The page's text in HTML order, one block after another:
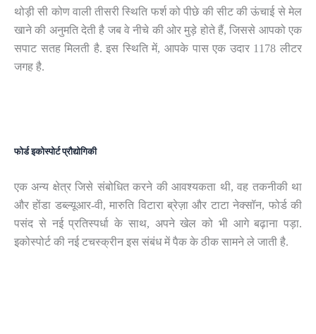
थोड़ी सी कोण वाली तीसरी स्थिति फर्श को पीछे की सीट की ऊंचाई से मेल
खाने की अनुमति देती है जब वे नीचे की ओर मुड़े होते हैं, जिससे आपको एक
सपाट सतह मिलती है. इस स्थिति में, आपके पास एक उदार 1178 लीटर
जगह है.
फोर्ड इकोस्पोर्ट प्रौद्योगिकी
एक अन्य क्षेत्र जिसे संबोधित करने की आवश्यकता थी, वह तकनीकी था
और होंडा डब्ल्यूआर-वी, मारुति विटारा ब्रेज़ा और टाटा नेक्सॉन, फोर्ड की
पसंद से नई प्रतिस्पर्धा के साथ, अपने खेल को भी आगे बढ़ाना पड़ा.
इकोस्पोर्ट की नई टचस्क्रीन इस संबंध में पैक के ठीक सामने ले जाती है.